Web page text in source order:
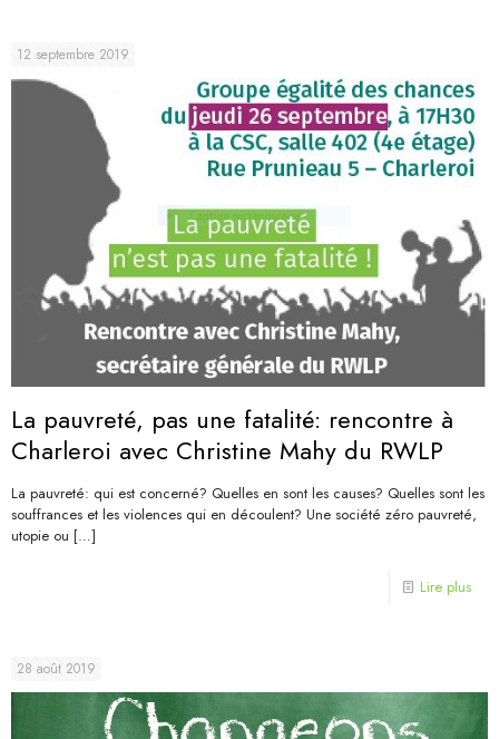
12 septembre 2019
La pauvreté, pas une fatalité: rencontre à
Charleroi avec Christine Mahy du RWLP
La pauvreté: qui est concerné? Quelles en sont les causes? Quelles sont les
souffrances et les violences qui en découlent? Une société zéro pauvreté,
utopie ou […]
Lire plus
28 août 2019